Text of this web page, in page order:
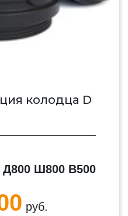
колодца D
Д800 Ш800 В500
руб.